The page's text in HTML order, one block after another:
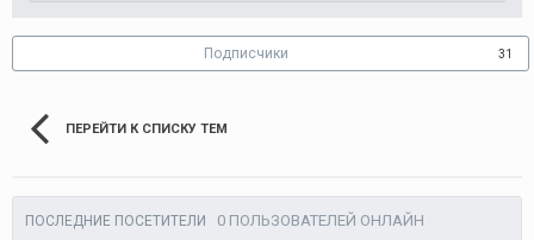
Подписчики 31
ПЕРЕЙТИ К СПИСКУ ТЕМ
ПОСЛЕДНИЕ ПОСЕТИТЕЛИ 0 ПОЛЬЗОВАТЕЛЕЙ ОНЛАЙН